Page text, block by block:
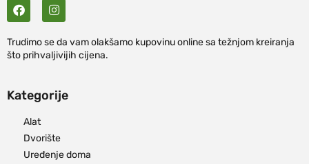
Trudimo se da vam olakšamo kupovinu online sa težnjom kreiranja
što prihvaljivijih cijena.
Kategorije
Alat
Dvorište
Uređenje doma